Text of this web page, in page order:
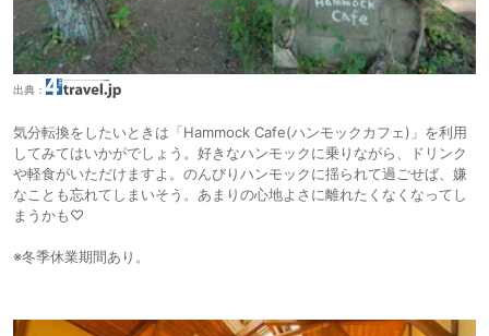
出典：
気分転換をしたいときは「Hammock Cafe(ハンモックカフェ)」を利用
してみてはいかがでしょう。好きなハンモックに乗りながら、ドリンク
や軽食がいただけますよ。のんびりハンモックに揺られて過ごせば、嫌
なことも忘れてしまいそう。あまりの心地よさに離れたくなくなってし
まうかも♡
※冬季休業期間あり。